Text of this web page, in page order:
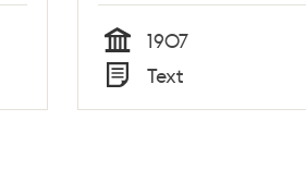
Tid
1907
Typ
Text